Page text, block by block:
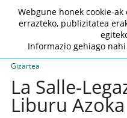
Gizartea
La Salle-
Liburu
Webgune honek cookie-
errazteko, publizitatea
Informazio gehiago